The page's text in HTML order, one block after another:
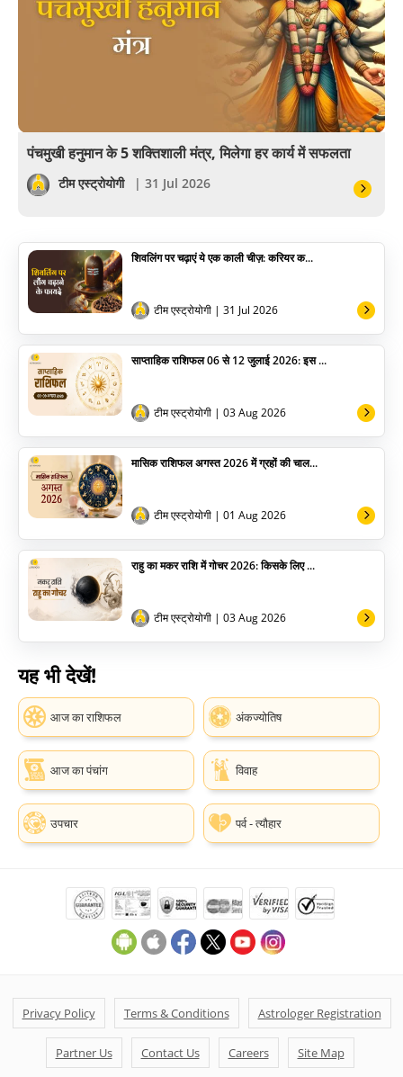
खेल
सेलिब्रिटी
योग
अन्य
पंचमुखी हनुमान के 5 शक्तिशाली मंत्र, मिलेगा हर कार्य में सफलता
टीम एस्ट्रोयोगी | 31 Jul 2026
शिवलिंग पर चढ़ाएं ये एक काली चीज़: करियर क...
टीम एस्ट्रोयोगी | 31 Jul 2026
साप्ताहिक राशिफल 06 से 12 जुलाई 2026: इस ...
टीम एस्ट्रोयोगी | 03 Aug 2026
मासिक राशिफल अगस्त 2026 में ग्रहों की चाल...
टीम एस्ट्रोयोगी | 01 Aug 2026
राहु का मकर राशि में गोचर 2026: किसके लिए ...
टीम एस्ट्रोयोगी | 03 Aug 2026
यह भी देखें!
आज का राशिफल अंकज्योतिष
आज का पंचांग विवाह
उपचार पर्व - त्यौहार
Privacy Policy Terms & Conditions Astrologer Registration
Partner Us Contact Us Careers Site Map